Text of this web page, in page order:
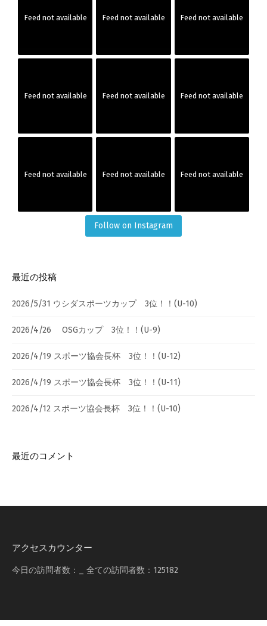
ョ
Feed not available Feed not available Feed not available
Feed not available Feed not available Feed not available
Feed not available Feed not available Feed not available
Follow on Instagram
最近の投稿
2026/5/31 ウシダスポーツカップ 3位！！(U-10)
2026/4/26 OSGカップ 3位！！(U-9)
2026/4/19 スポーツ協会長杯 3位！！(U-12)
2026/4/19 スポーツ協会長杯 3位！！(U-11)
2026/4/12 スポーツ協会長杯 3位！！(U-10)
最近のコメント
アクセスカウンター
今日の訪問者数： 全ての訪問者数： 125182